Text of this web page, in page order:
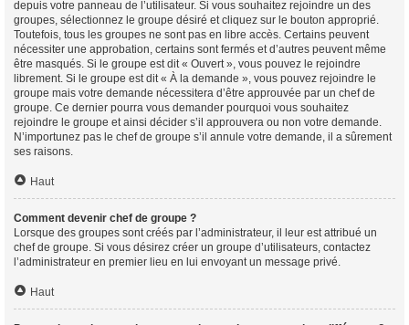
depuis votre panneau de l’utilisateur. Si vous souhaitez rejoindre un des
groupes, sélectionnez le groupe désiré et cliquez sur le bouton approprié.
Toutefois, tous les groupes ne sont pas en libre accès. Certains peuvent
nécessiter une approbation, certains sont fermés et d’autres peuvent même
être masqués. Si le groupe est dit « Ouvert », vous pouvez le rejoindre
librement. Si le groupe est dit « À la demande », vous pouvez rejoindre le
groupe mais votre demande nécessitera d’être approuvée par un chef de
groupe. Ce dernier pourra vous demander pourquoi vous souhaitez
rejoindre le groupe et ainsi décider s’il approuvera ou non votre demande.
N’importunez pas le chef de groupe s’il annule votre demande, il a sûrement
ses raisons.
Haut
Comment devenir chef de groupe ?
Lorsque des groupes sont créés par l’administrateur, il leur est attribué un
chef de groupe. Si vous désirez créer un groupe d’utilisateurs, contactez
l’administrateur en premier lieu en lui envoyant un message privé.
Haut